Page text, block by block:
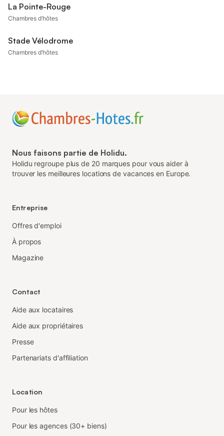
La Pointe-Rouge
Chambres d’hôtes
Stade Vélodrome
Chambres d’hôtes
Nous faisons partie de Holidu.
Holidu regroupe plus de 20 marques pour vous aider à
trouver les meilleures locations de vacances en Europe.
Entreprise
Offres d'emploi
À propos
Magazine
Contact
Aide aux locataires
Aide aux propriétaires
Presse
Partenariats d'affiliation
Location
Pour les hôtes
Pour les agences (30+ biens)